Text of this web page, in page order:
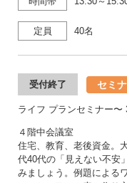
定員 40名
受付終了 セミ
ライフ プランセミナー〜
４階中会議室
住宅、教育、老後資金。
代40代の「見えない不安
みましょう。例題による